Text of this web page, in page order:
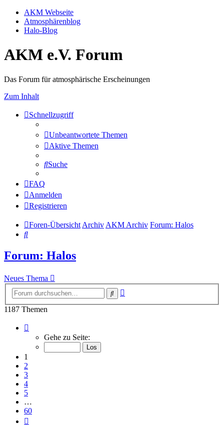
AKM Webseite
Atmosphärenblog
Halo-Blog
AKM e.V. Forum
Das Forum für atmosphärische Erscheinungen
Zum Inhalt
Schnellzugriff
Unbeantwortete Themen
Aktive Themen
Suche
FAQ
Anmelden
Registrieren
Foren-Übersicht Archiv AKM Archiv Forum: Halos
Suche
Forum: Halos
Neues Thema
Suche
1187 Themen
von
Gehe zu Seite:
1
2
3
4
5
…
60